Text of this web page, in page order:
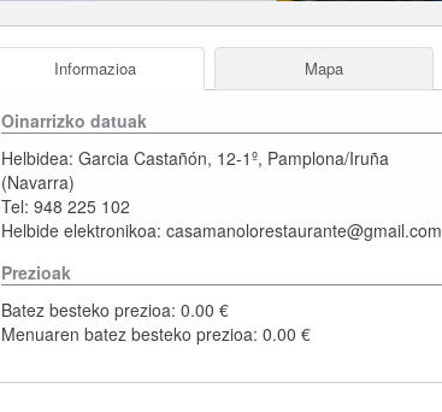
Informazioa Mapa
Oinarrizko datuak
Helbidea: Garcia Castañón, 12-1º, Pamplona/Iruña
(Navarra)
Tel: 948 225 102
Helbide elektronikoa: casamanolorestaurante@gmail.com
Prezioak
Batez besteko prezioa: 0.00 €
Menuaren batez besteko prezioa: 0.00 €